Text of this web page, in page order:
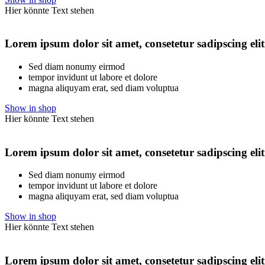
Hier könnte Text stehen
Lorem ipsum dolor sit amet, consetetur sadipscing
Sed diam nonumy eirmod
tempor invidunt ut labore et dolore
magna aliquyam erat, sed diam voluptua
Show in shop
Hier könnte Text stehen
Lorem ipsum dolor sit amet, consetetur sadipscing
Sed diam nonumy eirmod
tempor invidunt ut labore et dolore
magna aliquyam erat, sed diam voluptua
Show in shop
Hier könnte Text stehen
Lorem ipsum dolor sit amet, consetetur sadipscing